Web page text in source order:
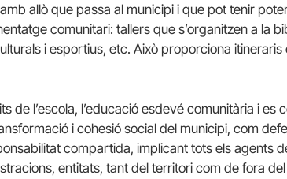
allò que passa al municipi i que pot tenir
comunitari: tallers que s’organitzen a la
i esportius, etc. Això proporciona
de l’escola, l’educació esdevé comunitària i es
i cohesió social del municipi, com
compartida, implicant tots els agents
entitats, tant del territori com de fora